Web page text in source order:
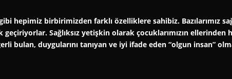
hepimiz birbirimizden farklı özelliklere sahibiz. Bazılarımız
Sağlıksız yetişkin olarak çocuklarımızın
bulan, duygularını tanıyan ve iyi ifade eden “olgun insan”